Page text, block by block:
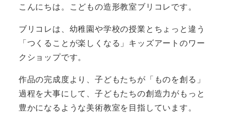
こんにちは。こどもの造形教室ブリコレです。
ブリコレは、幼稚園や学校の授業とちょっと違う
「つくることが楽しくなる」キッズアートのワー
クショップです。
作品の完成度より、子どもたちが「ものを創る」
過程を大事にして、子どもたちの創造力がもっと
豊かになるような美術教室を目指しています。